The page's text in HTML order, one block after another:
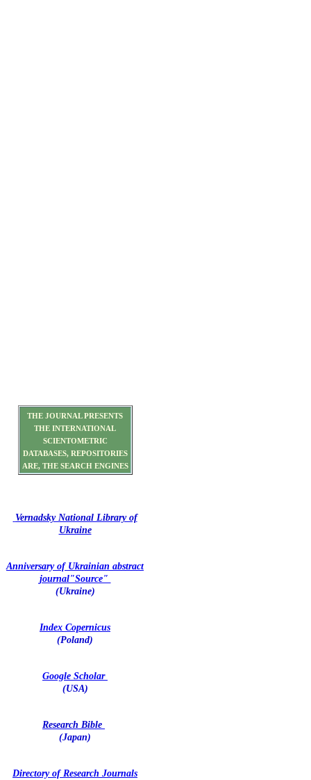
THE JOURNAL PRESENTS
THE INTERNATIONAL
SCIENTOMETRIC
DATABASES, REPOSITORIES
ARE, THE SEARCH ENGINES
Vernadsky National Library of
Ukraine
Anniversary of Ukrainian abstract
journal"Source"
(Ukraine)
Index Copernicus
(Poland)
Google Scholar
(USA)
Research Bible
(Japan)
Directory of Research Journals